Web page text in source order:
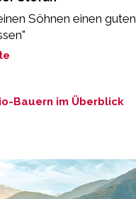
Söhnen einen guten
Bauern im Überblick